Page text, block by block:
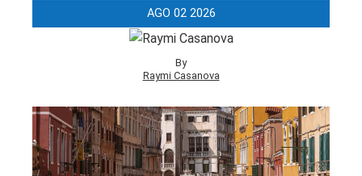
AGO 02 2026
By
Raymi Casanova